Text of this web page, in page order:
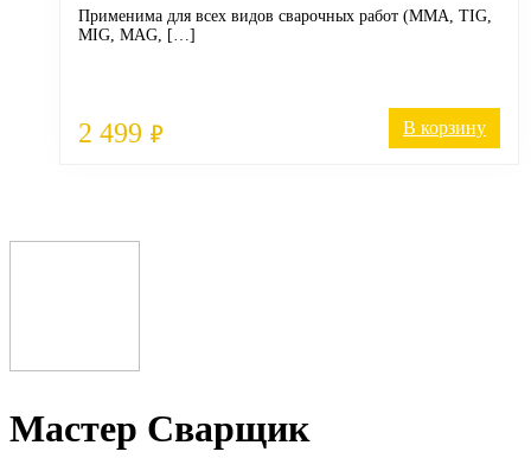
2 499 ₽
Применима для всех видов сварочных работ (MMA, TIG,
MIG, MAG, […]
В корзину
Мастер Сварщик